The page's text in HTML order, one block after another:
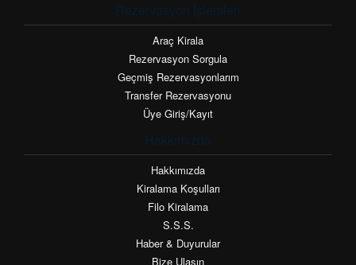
Rezervasyon İşlemleri
Araç Kirala
Rezervasyon Sorgula
Geçmiş Rezervasyonlarım
Transfer Rezervasyonu
Üye Giriş/Kayıt
Hakkımızda
Hakkımızda
Kiralama Koşulları
Filo Kiralama
S.S.S.
Haber & Duyurular
Bize Ulaşın